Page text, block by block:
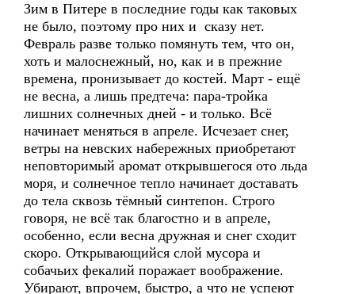
Зим в Питере в последние годы как таковых
не было, поэтому про них и сказу нет.
Февраль разве только помянуть тем, что он,
хоть и малоснежный, но, как и в прежние
времена, пронизывает до костей. Март - ещё
не весна, а лишь предтеча: пара-тройка
лишних солнечных дней - и только. Всё
начинает меняться в апреле. Исчезает снег,
ветры на невских набережных приобретают
неповторимый аромат открывшегося ото льда
моря, и солнечное тепло начинает доставать
до тела сквозь тёмный синтепон. Строго
говоря, не всё так благостно и в апреле,
особенно, если весна дружная и снег сходит
скоро. Открывающийся слой мусора и
собачьих фекалий поражает воображение.
Убирают, впрочем, быстро, а что не успеют